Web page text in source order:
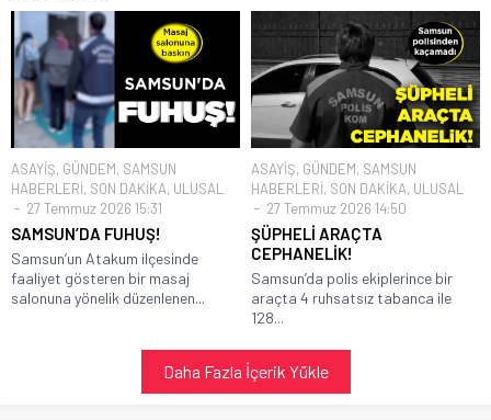
ASAYİŞ, GÜNDEM, SAMSUN
HABERLERİ, SON DAKİKA, ULUSAL
27 Temmuz 2026 15:31
SAMSUN’DA FUHUŞ!
Samsun’un Atakum ilçesinde
faaliyet gösteren bir masaj
salonuna yönelik düzenlenen...
ASAYİŞ, GÜNDEM, SAMSUN
HABERLERİ, SON DAKİKA, ULUSAL
27 Temmuz 2026 14:50
ŞÜPHELİ ARAÇTA
CEPHANELİK!
Samsun’da polis ekiplerince bir
araçta 4 ruhsatsız tabanca ile
128...
Daha Fazla İçerik Yükle